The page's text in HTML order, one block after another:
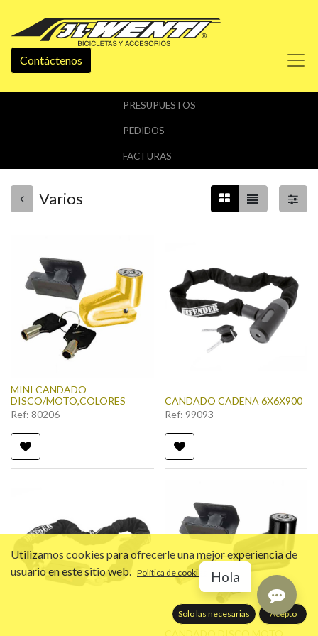
Contáctenos
PRESUPUESTOS
PEDIDOS
FACTURAS
Varios
MINI CANDADO
DISCO/MOTO,COLORES
Ref: 80206
CANDADO CADENA 6X6X900
Ref: 99093
CANDADO DISCO MOTO
Utilizamos cookies para ofrecerle una mejor experiencia de
usuario en este sitio web. Política de cookies
Solo las necesarias Acepto
Hola